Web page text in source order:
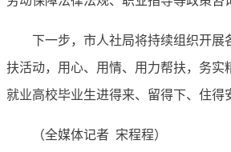
下一步，市人社局将持续组织开展
扶活动，用心、用情、用力帮扶，务实
就业高校毕业生进得来、留得下、住得
（全媒体记者 宋程程）